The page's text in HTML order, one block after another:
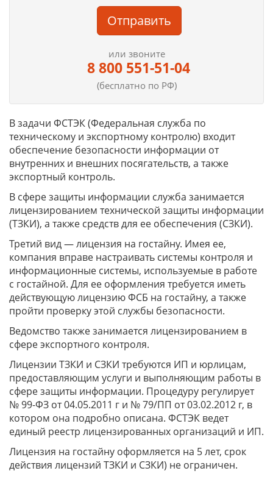
Отправить
или звоните
8 800 551-51-04
(бесплатно по РФ)
В задачи ФСТЭК (Федеральная служба по
техническому и экспортному контролю) входит
обеспечение безопасности информации от
внутренних и внешних посягательств, а также
экспортный контроль.
В сфере защиты информации служба занимается
лицензированием технической защиты информации
(ТЗКИ), а также средств для ее обеспечения (СЗКИ).
Третий вид — лицензия на гостайну. Имея ее,
компания вправе настраивать системы контроля и
информационные системы, используемые в работе
с гостайной. Для ее оформления требуется иметь
действующую лицензию ФСБ на гостайну, а также
пройти проверку этой службы безопасности.
Ведомство также занимается лицензированием в
сфере экспортного контроля.
Лицензии ТЗКИ и СЗКИ требуются ИП и юрлицам,
предоставляющим услуги и выполняющим работы в
сфере защиты информации. Процедуру регулирует
№ 99-ФЗ от 04.05.2011 г и № 79/ПП от 03.02.2012 г, в
котором она подробно описана. ФСТЭК ведет
единый реестр лицензированных организаций и ИП.
Лицензия на гостайну оформляется на 5 лет, срок
действия лицензий ТЗКИ и СЗКИ) не ограничен.